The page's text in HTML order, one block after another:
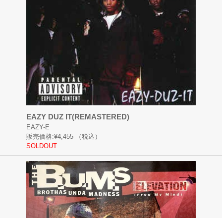
EAZY DUZ IT(REMASTERED)
EAZY-E
販売価格:¥4,455
（税込）
SOLDOUT